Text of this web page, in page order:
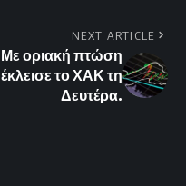
NEXT ARTICLE
Με οριακή πτώση
έκλεισε το ΧΑΚ τη
Δευτέρα.